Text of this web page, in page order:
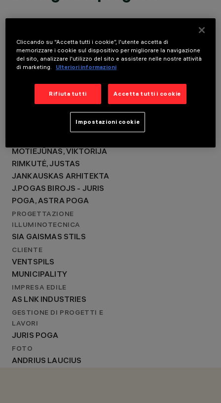
JANKAUSKAS
ARHITEKTA J.POGAS
BIROJS - JURIS POGA,
PROGETTAZIONE
ILLUMINOTECNICA
SIA GAISMAS STILS
VENTSPILS, LATVIA
ANNO
2021
ARCHITETTONICA
AUDRIUS AMBRASAS
ARCHITECTS - AUDRIUS
MOTIEJŪNAS, VIKTORIJA
RIMKUTĖ, JUSTAS
JANKAUSKAS ARHITEKTA
J.POGAS BIROJS - JURIS
POGA, ASTRA POGA
PROGETTAZIONE
ILLUMINOTECNICA
SIA GAISMAS STILS
CLIENTE
VENTSPILS
MUNICIPALITY
IMPRESA EDILE
AS LNK INDUSTRIES
GESTIONE DI PROGETTI E
LAVORI
JURIS POGA
FOTO
ANDRIUS LAUCIUS
Cliccando su “Accetta tutti i cookie”, l'utente accetta di
memorizzare i cookie sul dispositivo per migliorare la navigazione
del sito, analizzare l'utilizzo del sito e assistere nelle nostre attività
di marketing.
Ulteriori informazioni
Rifiuta tutti Accetta tutti i cookie
Impostazioni cookie